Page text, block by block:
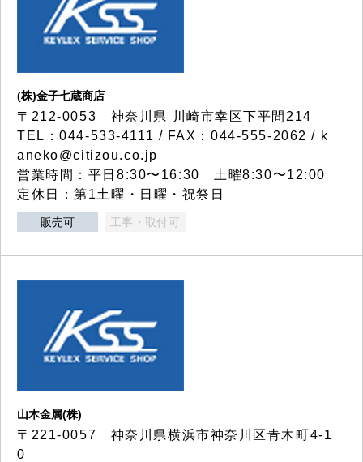
(株)金子七蔵商店
〒212-0053 神奈川県 川崎市幸区下平間214
TEL：044-533-4111 / FAX：044-555-2062 / k
aneko@citizou.co.jp
営業時間：平日8:30〜16:30 土曜8:30〜12:00
定休日：第1土曜・日曜・祝祭日
販売可 工事・取付可
山木金属(株)
〒221-0057 神奈川県横浜市神奈川区青木町4-1
0